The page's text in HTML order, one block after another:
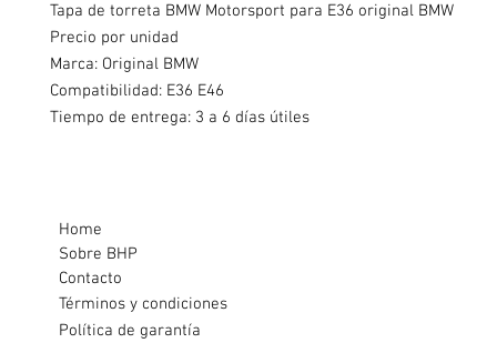
Tapa de torreta BMW Motorsport para E36 original BMW
Precio por unidad
Marca: Original BMW
Compatibilidad: E36 E46
Tiempo de entrega: 3 a 6 días útiles
Home
Sobre BHP
Contacto
Términos y condiciones
Política de garantía